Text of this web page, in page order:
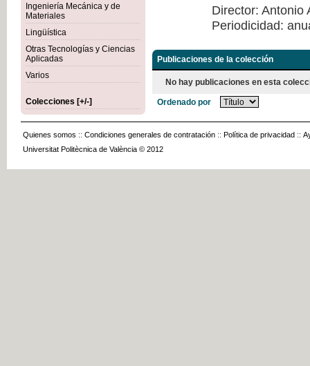
Ingeniería Mecánica y de
Materiales
Lingüística
Otras Tecnologías y Ciencias
Aplicadas
Varios
Colecciones [+/-]
Director: Antonio
Periodicidad:
Publicaciones de la colección
No hay publicaciones en esta
Ordenado por
Quienes somos :: Condiciones generales de contratación :: Política de privacidad ::
Universitat Politècnica de València © 2012